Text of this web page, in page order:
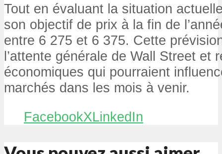
Tout en évaluant la situation
son objectif de prix à la fin de
entre 6 275 et 6 375. Cette
l’attente générale de Wall Street et
économiques qui pourraient
marchés dans les mois à venir.
FacebookXLinkedIn